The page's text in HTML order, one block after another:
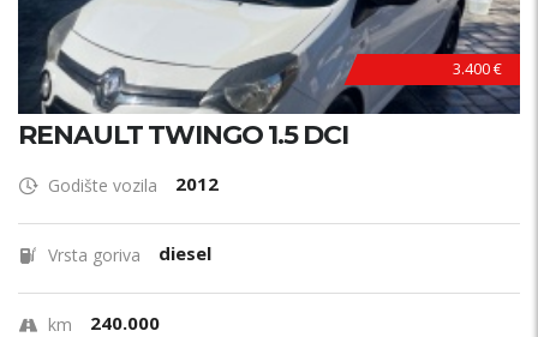
3.400 €
RENAULT TWINGO 1.5 DCI
Godište vozila 2012
Vrsta goriva diesel
km 240.000